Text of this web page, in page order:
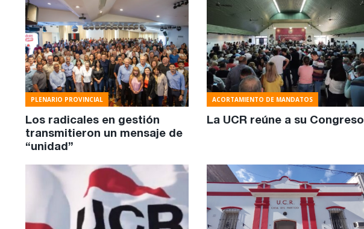
PLENARIO PROVINCIAL
Los radicales en gestión
transmitieron un mensaje de
“unidad”
ACORTAMIENTO DE MANDATOS
La UCR reúne a su Congreso